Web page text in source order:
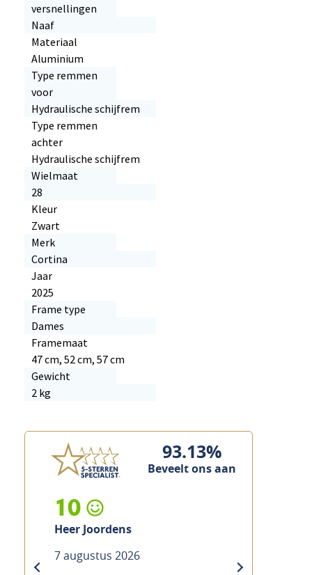
versnellingen
Naaf
Materiaal
Aluminium
Type remmen
voor
Hydraulische schijfrem
Type remmen
achter
Hydraulische schijfrem
Wielmaat
28
Kleur
Zwart
Merk
Cortina
Jaar
2025
Frame type
Dames
Framemaat
47 cm, 52 cm, 57 cm
Gewicht
2 kg
93.13%
Beveelt ons aan
Heer Joordens
7 augustus 2026